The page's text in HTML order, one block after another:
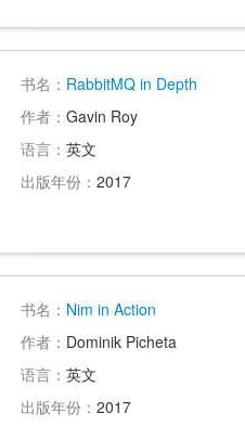
书名： RabbitMQ in Depth
作者： Gavin Roy
语言： 英文
出版年份： 2017
书名： Nim in Action
作者： Dominik Picheta
语言： 英文
出版年份： 2017